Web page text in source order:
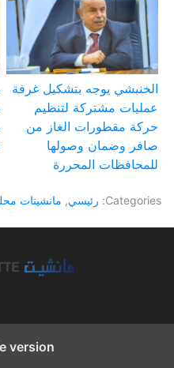
الخنبشي يوجه بتشكيل غرفة
عمليات مشتركة لتنظيم
حركة مقطورات الغاز من
صافر وضمان وصولها
للمحافظات المحررة
Categories: رئيسي, مانشيتات
version